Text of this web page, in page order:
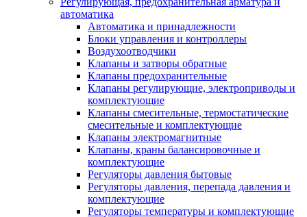
автоматика
Автоматика и принадлежности
Блоки управления и контроллеры
Воздухоотводчики
Клапаны и затворы обратные
Клапаны предохранительные
Клапаны регулирующие, электроприводы и
комплектующие
Клапаны смесительные, термостатические
смесительные и комплектующие
Клапаны электромагнитные
Клапаны, краны балансировочные и
комплектующие
Регуляторы давления бытовые
Регуляторы давления, перепада давления и
комплектующие
Регуляторы температуры и комплектующие